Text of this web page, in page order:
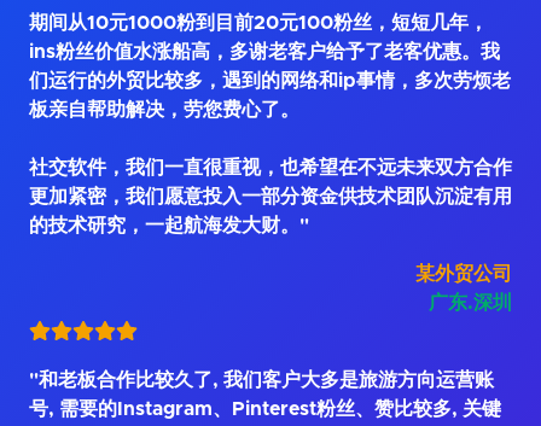
期间从10元1000粉到目前20元100粉丝，短短几年，
ins粉丝价值水涨船高，多谢老客户给予了老客优惠。我
们运行的外贸比较多，遇到的网络和ip事情，多次劳烦老
板亲自帮助解决，劳您费心了。
社交软件，我们一直很重视，也希望在不远未来双方合作
更加紧密，我们愿意投入一部分资金供技术团队沉淀有用
的技术研究，一起航海发大财。"
某外贸公司
广东.深圳
"和老板合作比较久了, 我们客户大多是旅游方向运营账
号, 需要的Instagram、Pinterest粉丝、赞比较多, 关键